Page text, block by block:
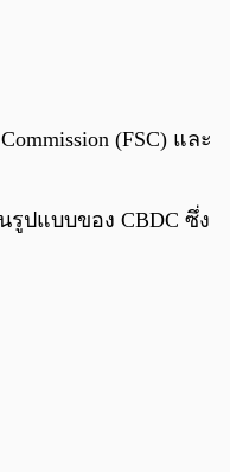
(FSC) และ
ปแบบของ CBDC ซึ่ง